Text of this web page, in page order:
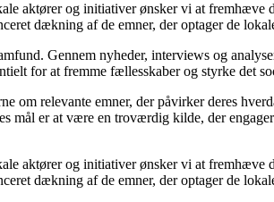
aktører og initiativer ønsker vi at fremhæve
dækning af de emner, der optager de
Gennem nyheder, interviews og
for at fremme fællesskaber og styrke det
om relevante emner, der påvirker deres
er at være en troværdig kilde, der
aktører og initiativer ønsker vi at fremhæve
dækning af de emner, der optager de